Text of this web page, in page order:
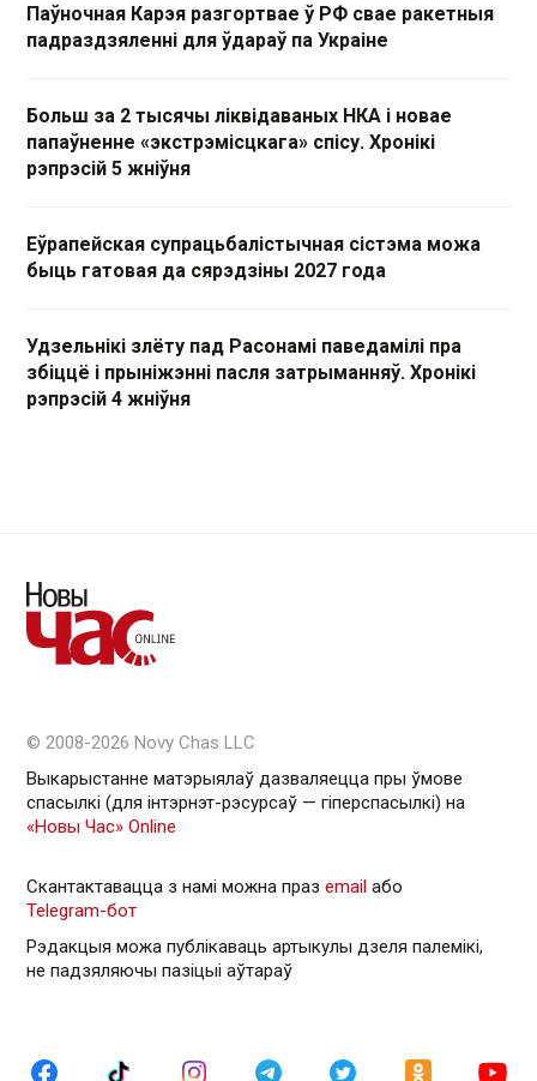
Паўночная Карэя разгортвае ў РФ свае ракетныя
падраздзяленні для ўдараў па Украіне
Больш за 2 тысячы ліквідаваных НКА і новае
папаўненне «экстрэмісцкага» спісу. Хронікі
рэпрэсій 5 жніўня
Еўрапейская супрацьбалістычная сістэма можа
быць гатовая да сярэдзіны 2027 года
Удзельнікі злёту пад Расонамі паведамілі пра
збіццё і прыніжэнні пасля затрыманняў. Хронікі
рэпрэсій 4 жніўня
© 2008-2026 Novy Chas LLC
Выкарыстанне матэрыялаў дазваляецца пры ўмове
спасылкі (для інтэрнэт-рэсурсаў — гiперспасылкi) на
«Новы Час» Online
Скантактавацца з намі можна праз email або
Telegram-бот
Рэдакцыя можа публікаваць артыкулы дзеля палемікі,
не падзяляючы пазіцыі аўтараў